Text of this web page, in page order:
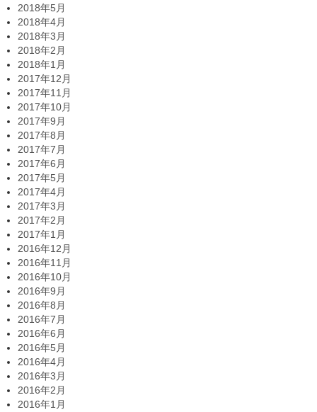
2018年5月
2018年4月
2018年3月
2018年2月
2018年1月
2017年12月
2017年11月
2017年10月
2017年9月
2017年8月
2017年7月
2017年6月
2017年5月
2017年4月
2017年3月
2017年2月
2017年1月
2016年12月
2016年11月
2016年10月
2016年9月
2016年8月
2016年7月
2016年6月
2016年5月
2016年4月
2016年3月
2016年2月
2016年1月